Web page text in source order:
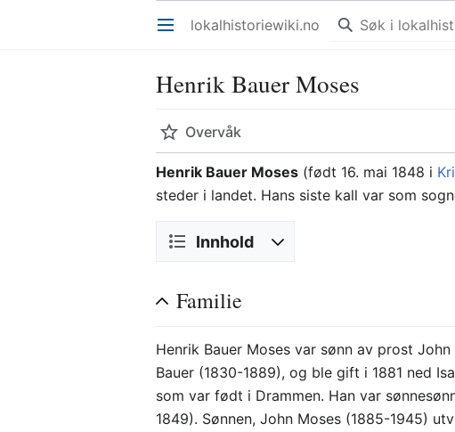
Åpne hovedmenyen lokalhistoriewiki.no
Henrik Bauer Moses
Overvåk
Henrik Bauer Moses (født 16. mai 1848 i
steder i landet. Hans siste kall var som
Innhold
Familie
Henrik Bauer Moses var sønn av prost
Bauer (1830-1889), og ble gift i 1881 ned
som var født i Drammen. Han var
1849). Sønnen, John Moses (1885-1945)